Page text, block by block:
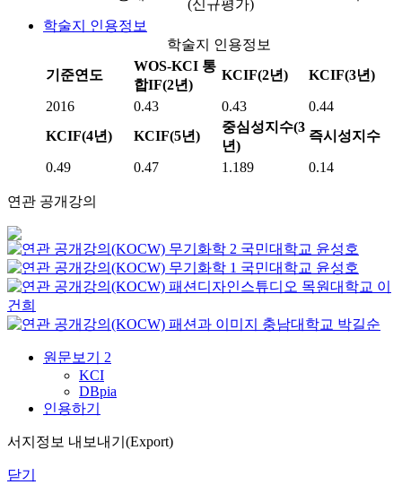
(신규평가)
학술지 인용정보
학술지 인용정보
기준연도
WOS-KCI 통
합IF(2년)
KCIF(2년) KCIF(3년)
2016 0.43 0.43
0.44
KCIF(4년)
KCIF(5년)
중심성지수(3
년)
즉시성지수
0.49 0.47 1.189 0.14
연관 공개강의
무기화학 2 국민대학교 윤성호
무기화학 1 국민대학교 윤성호
패션디자인스튜디오 목원대학교 이
건희
패션과 이미지
충남대학교 박길순
원문보기 2
KCI
DBpia
인용하기
서지정보 내보내기(Export)
닫기